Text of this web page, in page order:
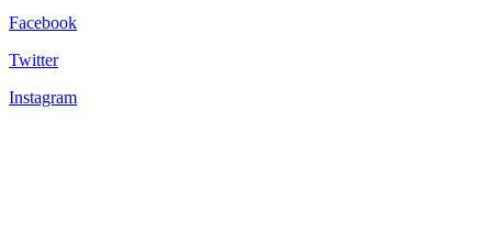
Facebook
Twitter
Instagram